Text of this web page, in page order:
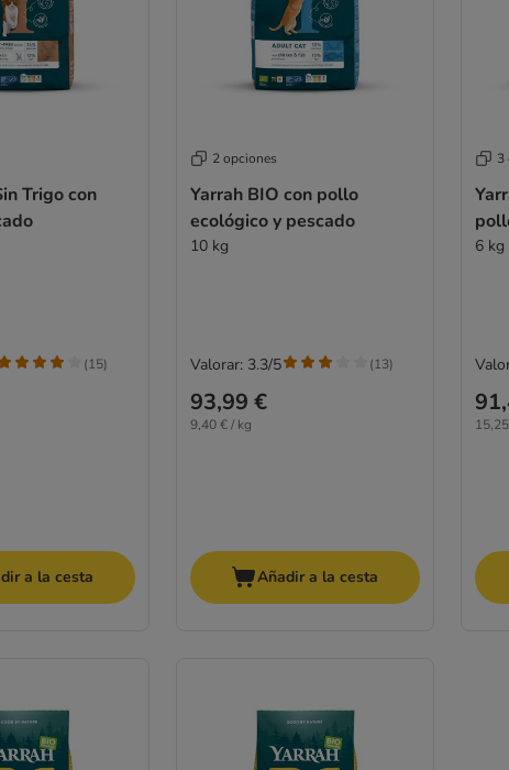
Trigo con
(15)
a la cesta
2 opciones
Yarrah BIO con pollo
ecológico y pescado
10 kg
93,99 €
9,40 € / kg
Valorar: 3.3/5 (13)
Añadir a la cesta
3
6 kg